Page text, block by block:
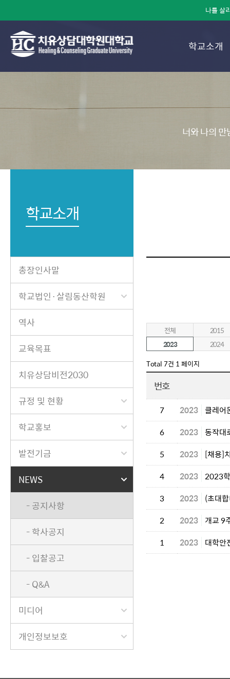
나를 살
학교소개
너와 나의
학교소개
총장인사말
학교법인·살림동산학원
역사
교육목표
치유상담비전2030
규정 및 현황
학교홍보
발전기금
NEWS
- 공지사항
- 학사공지
- 입찰공고
- Q&A
미디어
개인정보보호
전체
2015
2023
2024
Total 7건 1 페이지
번호
7 2023 클레어
6
2023 동작대
5
2023
[채용]
4
2023 2023
3
2023
(초대
2
2023
개교 9
1
2023 대학안